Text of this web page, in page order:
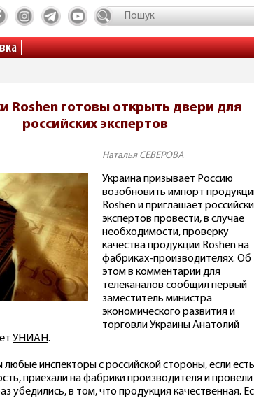
Roshen готовы открыть двери для
российских экспертов
Наталья СЕВЕРОВА
Украина призывает Россию
возобновить импорт
Roshen и приглашает
экспертов провести, в случае
необходимости, проверку
качества продукции Roshen на
фабриках-производителях. Об
этом в комментарии для
телеканалов сообщил первый
заместитель министра
экономического развития и
торговли Украины Анатолий
УНИАН.
инспекторы с российской стороны, если
приехали на фабрики производителя и провели
убедились, в том, что продукция качественная.